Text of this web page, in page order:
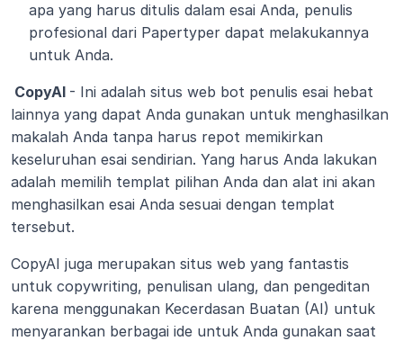
apa yang harus ditulis dalam esai Anda, penulis
profesional dari Papertyper dapat melakukannya
untuk Anda.
CopyAI - Ini adalah situs web bot penulis esai hebat
lainnya yang dapat Anda gunakan untuk menghasilkan
makalah Anda tanpa harus repot memikirkan
keseluruhan esai sendirian. Yang harus Anda lakukan
adalah memilih templat pilihan Anda dan alat ini akan
menghasilkan esai Anda sesuai dengan templat
tersebut.
CopyAI juga merupakan situs web yang fantastis
untuk copywriting, penulisan ulang, dan pengeditan
karena menggunakan Kecerdasan Buatan (AI) untuk
menyarankan berbagai ide untuk Anda gunakan saat